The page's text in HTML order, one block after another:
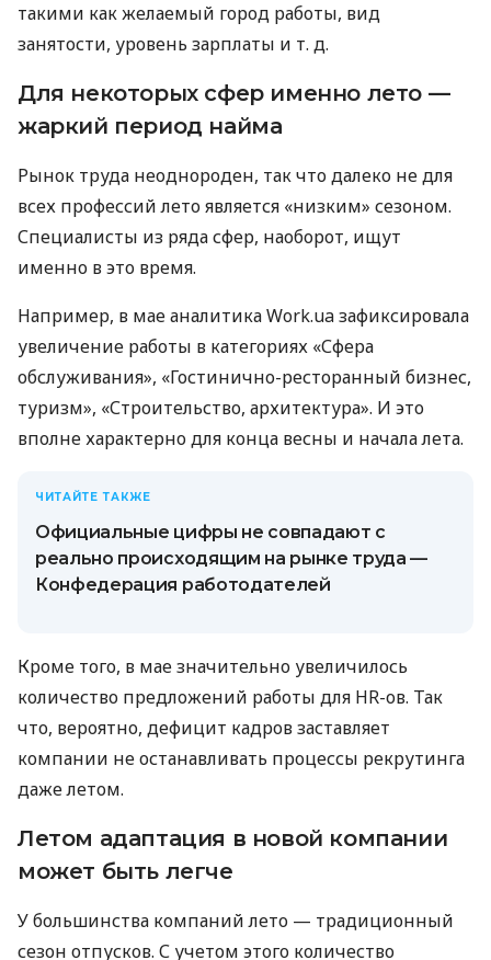
такими как желаемый город работы, вид
занятости, уровень зарплаты и т. д.
Для некоторых сфер именно лето —
жаркий период найма
Рынок труда неоднороден, так что далеко не для
всех профессий лето является «низким» сезоном.
Специалисты из ряда сфер, наоборот, ищут
именно в это время.
Например, в мае аналитика Work.ua зафиксировала
увеличение работы в категориях «Сфера
обслуживания», «Гостинично-ресторанный бизнес,
туризм», «Строительство, архитектура». И это
вполне характерно для конца весны и начала лета.
ЧИТАЙТЕ ТАКЖЕ
Официальные цифры не совпадают с
реально происходящим на рынке труда —
Конфедерация работодателей
Кроме того, в мае значительно увеличилось
количество предложений работы для HR-ов. Так
что, вероятно, дефицит кадров заставляет
компании не останавливать процессы рекрутинга
даже летом.
Летом адаптация в новой компании
может быть легче
У большинства компаний лето — традиционный
сезон отпусков. С учетом этого количество